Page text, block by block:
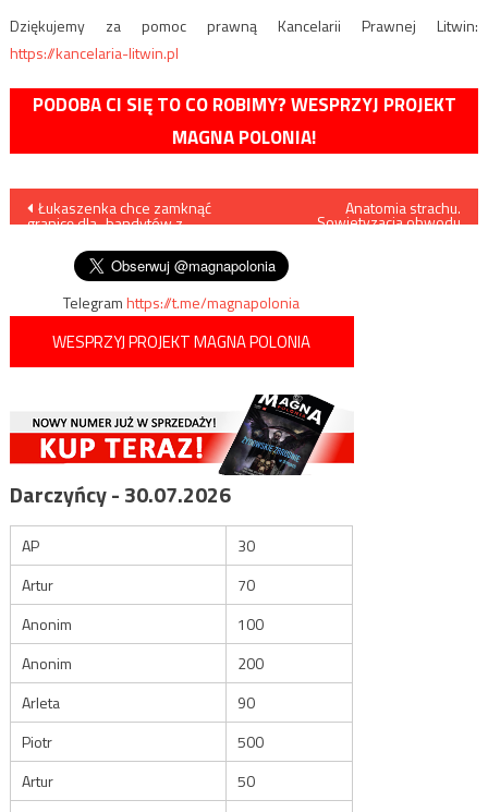
Dziękujemy za pomoc prawną Kancelarii Prawnej Litwin:
https://kancelaria-litwin.pl
PODOBA CI SIĘ TO CO ROBIMY? WESPRZYJ PROJEKT
MAGNA POLONIA!
Nawigacja
wpisu
Łukaszenka chce zamknąć
granicę dla „bandytów z
Anatomia strachu.
Sowietyzacja obwodu
Telegramhttps://t.me/magnapolonia
WESPRZYJ PROJEKT MAGNA POLONIA
Darczyńcy - 30.07.2026
AP
30
Artur
70
Anonim
100
Anonim
200
Arleta
90
Piotr
500
Artur
50